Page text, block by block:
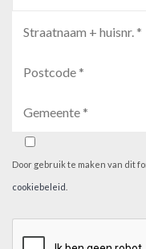
Door gebruik te maken van dit
cookiebeleid